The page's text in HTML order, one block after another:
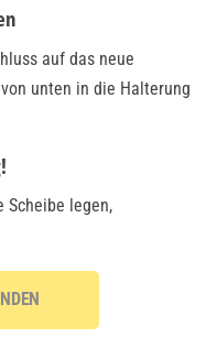
auf das neue
unten in die Halterung
Scheibe legen,